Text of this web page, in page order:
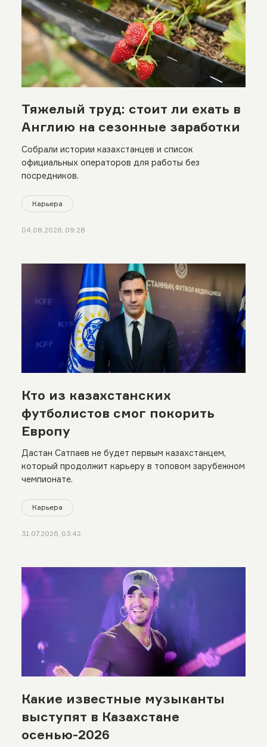
Тяжелый труд: стоит ли ехать в
Англию на сезонные заработки
Собрали истории казахстанцев и список
официальных операторов для работы без
посредников.
Карьера
04.08.2026, 09:28
Кто из казахстанских
футболистов смог покорить
Европу
Дастан Сатпаев не будет первым казахстанцем,
который продолжит карьеру в топовом зарубежном
чемпионате.
Карьера
31.07.2026, 03:42
Какие известные музыканты
выступят в Казахстане
осенью-2026